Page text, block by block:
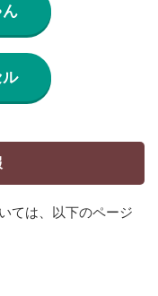
ん
ル
ては、以下のページ